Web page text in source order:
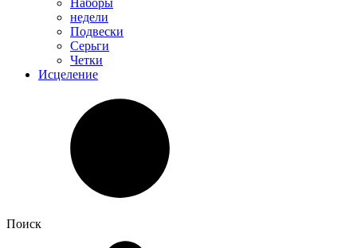
Наборы
недели
Подвески
Серьги
Четки
Исцеление
Поиск